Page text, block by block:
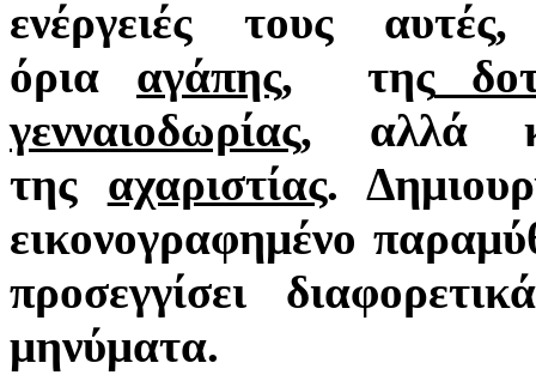
ενέργειές τους
όρια αγάπης, της
γενναιοδωρίας, αλλά
της αχαριστίας.
εικονογραφημένο
προσεγγίσει
μηνύματα.